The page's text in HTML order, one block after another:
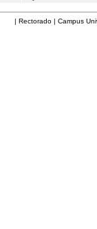
| Campus